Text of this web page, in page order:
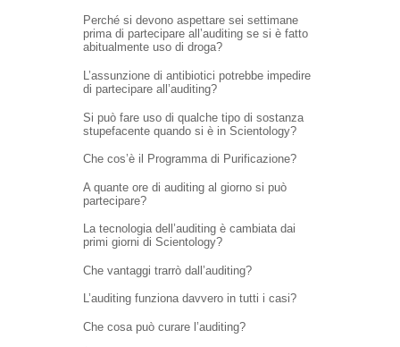
Perché si devono aspettare sei settimane
prima di partecipare all’auditing se si è fatto
abitualmente uso di droga?
L’assunzione di antibiotici potrebbe impedire
di partecipare all’auditing?
Si può fare uso di qualche tipo di sostanza
stupefacente quando si è in Scientology?
Che cos’è il Programma di Purificazione?
A quante ore di auditing al giorno si può
partecipare?
La tecnologia dell’auditing è cambiata dai
primi giorni di Scientology?
Che vantaggi trarrò dall’auditing?
L’auditing funziona davvero in tutti i casi?
Che cosa può curare l’auditing?